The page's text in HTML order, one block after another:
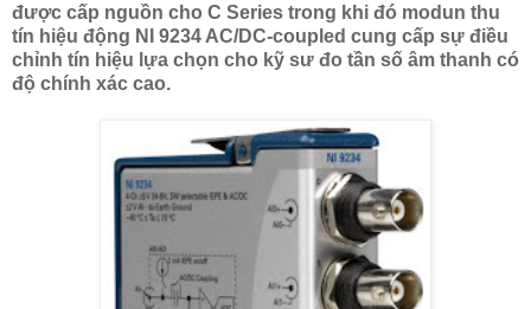
được cấp nguồn cho C Series trong khi đó modun thu
tín hiệu động NI 9234 AC/DC-coupled cung cấp sự điều
chỉnh tín hiệu lựa chọn cho kỹ sư đo tần số âm thanh có
độ chính xác cao.